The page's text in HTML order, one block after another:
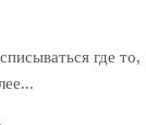
где то,